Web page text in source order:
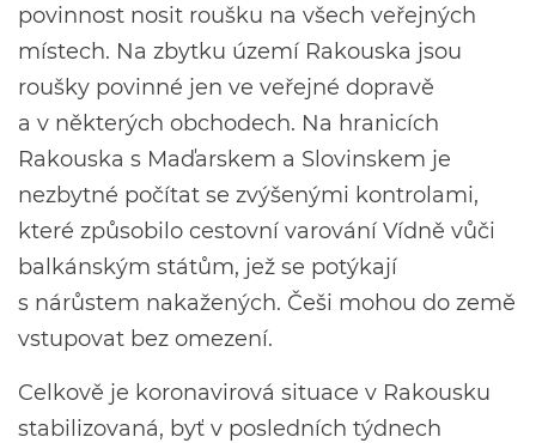
povinnost nosit roušku na všech veřejných
místech. Na zbytku území Rakouska jsou
roušky povinné jen ve veřejné dopravě
a v některých obchodech. Na hranicích
Rakouska s Maďarskem a Slovinskem je
nezbytné počítat se zvýšenými kontrolami,
které způsobilo cestovní varování Vídně vůči
balkánským státům, jež se potýkají
s nárůstem nakažených. Češi mohou do země
vstupovat bez omezení.
Celkově je koronavirová situace v Rakousku
stabilizovaná, byť v posledních týdnech